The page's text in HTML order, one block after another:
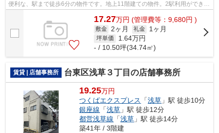
便利な、駅まで徒歩6分の物件です。地上11階建ての物件。2駅利用ができ
17.27万円 (管理費等：9,680円 )
敷金 2ヶ月 礼金 1ヶ月
坪単価 1.64万円
- / 10.50坪(34.74㎡)
賃貸 | 店舗事務所 台東区浅草３丁目の店舗事務所
19.25万円
つくばエクスプレス
「浅草 」駅 徒歩10分
銀座線 「浅草 」駅 徒歩12分
都営浅草線 「浅草 」駅 徒歩14分
築41年 / 3階建